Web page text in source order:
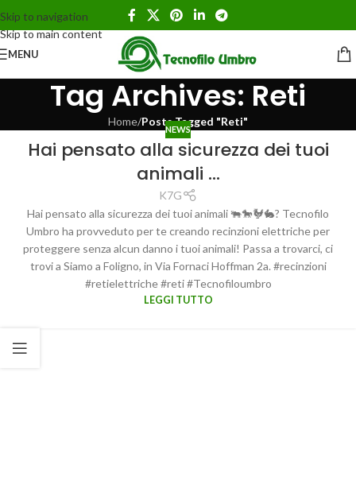
Skip to navigation
Skip to main content
MENU
Tag Archives: Reti
Home/Posts Tagged "Reti"
NEWS
Hai pensato alla sicurezza dei tuoi
animali …
K7G
Hai pensato alla sicurezza dei tuoi animali 🐃🐎🐓🐇? Tecnofilo
Umbro ha provveduto per te creando recinzioni elettriche per
proteggere senza alcun danno i tuoi animali! Passa a trovarci, ci
trovi a Siamo a Foligno, in Via Fornaci Hoffman 2a. #recinzioni
#retielettriche #reti #Tecnofiloumbro
LEGGI TUTTO